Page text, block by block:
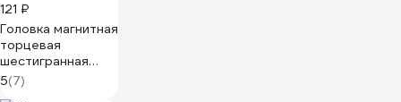
121 ₽
Головка магнитная
торцевая
шестигранная
(7х65 мм; 1/4'')
REDVERG 6623524
5(7)